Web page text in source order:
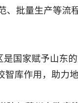
、批量生产等流
国家赋予山东
智库作用，助力